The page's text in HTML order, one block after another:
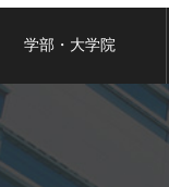
学部・大学院